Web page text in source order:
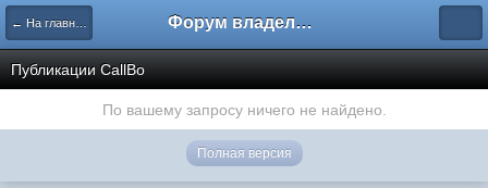
← На главную Форум владельцев интернет-магазинов
Публикации CallBo
По вашему запросу ничего не найдено.
Полная версия